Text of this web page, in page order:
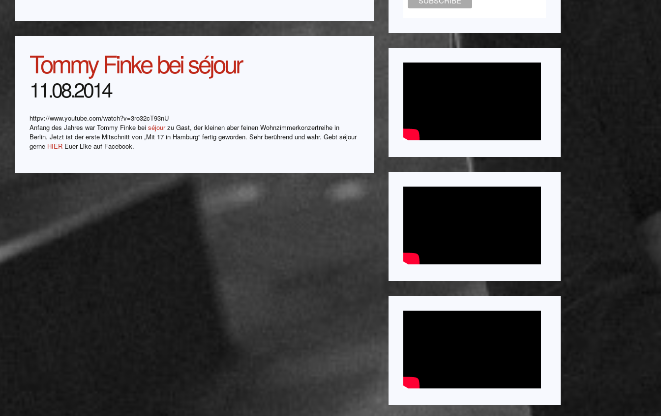
Tommy Finke bei séjour
11.08.2014
httpv://www.youtube.com/watch?v=3ro32cT93nU
Anfang des Jahres war Tommy Finke bei séjourzu Gast, der kleinen aber feinen Wohnzimmerkonzertreihe in
Berlin. Jetzt ist der erste Mitschnitt von „Mit 17 in Hamburg“ fertig geworden. Sehr berührend und wahr. Gebt séjour
gerne HIER Euer Like auf Facebook.